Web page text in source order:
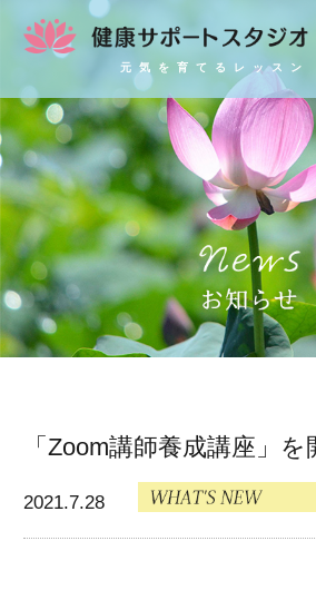
元気を育てるレッスン
「Zoom講師養成講座」
2021.7.28